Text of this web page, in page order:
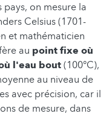
on mesure la
Celsius (1701-
et mathématicien
au point fixe où
l'eau bout(100°C),
au niveau de
avec précision, car il
de mesure, dans